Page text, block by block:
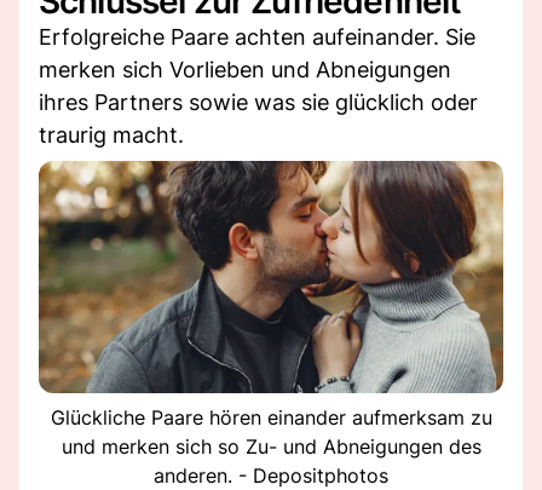
Erfolgreiche Paare achten aufeinander. Sie
merken sich Vorlieben und Abneigungen
ihres Partners sowie was sie glücklich oder
traurig macht.
Glückliche Paare hören einander aufmerksam zu
und merken sich so Zu- und Abneigungen des
anderen. - Depositphotos